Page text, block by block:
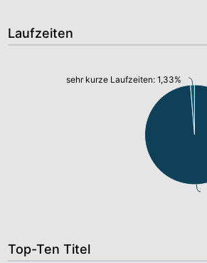
Laufzeiten
sehr kurze Laufzeiten: 1,33%
Top-Ten Titel